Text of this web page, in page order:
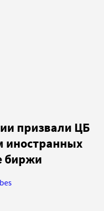
призвали ЦБ
иностранных
биржи